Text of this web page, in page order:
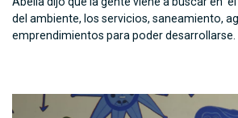
del ambiente, los servicios, saneamiento,
emprendimientos para poder desarrollarse.